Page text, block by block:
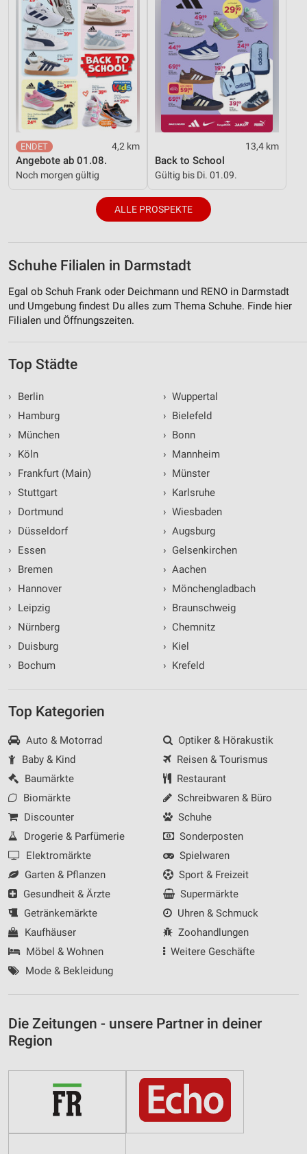
4,2 km
Angebote ab 01.08.
Noch morgen gültig
13,4 km
Back to School
Gültig bis Di. 01.09.
ALLE PROSPEKTE
Schuhe Filialen in Darmstadt
Egal ob Schuh Frank oder Deichmann und RENO in Darmstadt
und Umgebung findest Du alles zum Thema Schuhe. Finde hier
Filialen und Öffnungszeiten.
Top Städte
›
Berlin
›
Hamburg
›
München
›
Köln
›
Frankfurt (Main)
› Stuttgart
›
Dortmund
›
Düsseldorf
›
Essen
›
Bremen
›
Hannover
›
Leipzig
›
Nürnberg
›
Duisburg
›
Bochum
› Wuppertal
› Bielefeld
› Bonn
› Mannheim
› Münster
› Karlsruhe
› Wiesbaden
› Augsburg
› Gelsenkirchen
› Aachen
› Mönchengladbach
› Braunschweig
› Chemnitz
› Kiel
› Krefeld
Top Kategorien
Auto & Motorrad
Baby & Kind
Baumärkte
Biomärkte
Discounter
Drogerie & Parfümerie
Elektromärkte
Garten & Pflanzen
Gesundheit & Ärzte
Getränkemärkte
Kaufhäuser
Möbel & Wohnen
Mode & Bekleidung
Optiker & Hörakustik
Reisen & Tourismus
Restaurant
Schreibwaren & Büro
Schuhe
Sonderposten
Spielwaren
Sport & Freizeit
Supermärkte
Uhren & Schmuck
Zoohandlungen
Weitere Geschäfte
Die Zeitungen - unsere Partner in deiner
Region